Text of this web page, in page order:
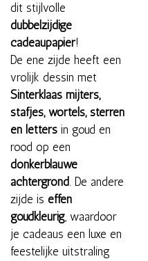
dit stijlvolle
dubbelzijdige
cadeaupapier!
De ene zijde heeft een
vrolijk dessin met
Sinterklaas mijters,
stafjes, wortels, sterren
en letters in goud en
rood op een
donkerblauwe
achtergrond. De andere
zijde is effen
goudkleurig, waardoor
je cadeaus een luxe en
feestelijke uitstraling